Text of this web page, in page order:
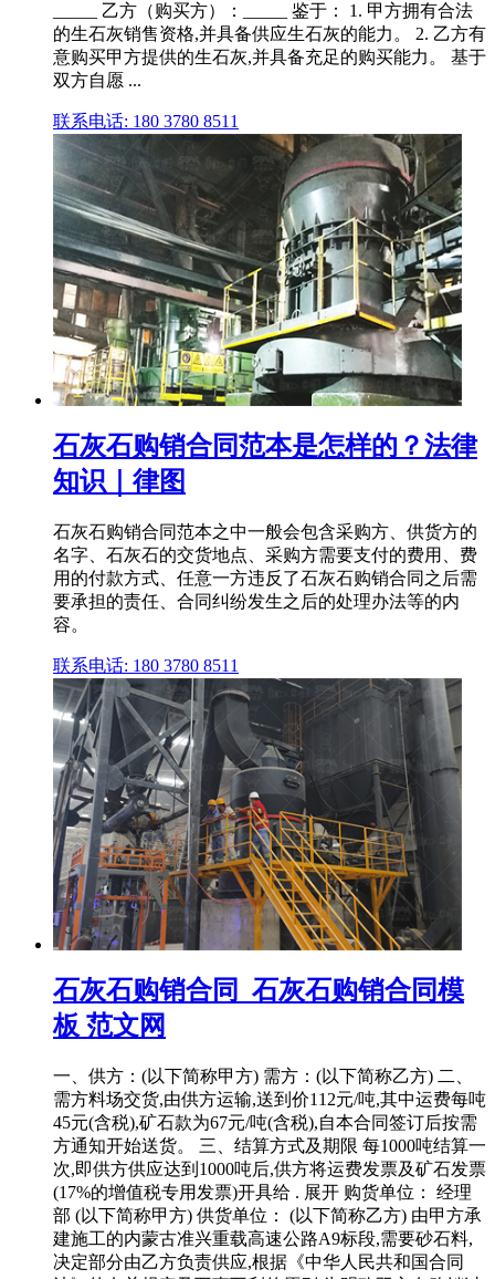
_____ 乙方（购买方）：_____ 鉴于： 1. 甲方拥有合法
的生石灰销售资格,并具备供应生石灰的能力。 2. 乙方有
意购买甲方提供的生石灰,并具备充足的购买能力。 基于
双方自愿 ...
联系电话: 180 3780 8511
石灰石购销合同范本是怎样的？法律
知识｜律图
石灰石购销合同范本之中一般会包含采购方、供货方的
名字、石灰石的交货地点、采购方需要支付的费用、费
用的付款方式、任意一方违反了石灰石购销合同之后需
要承担的责任、合同纠纷发生之后的处理办法等的内
容。
联系电话: 180 3780 8511
石灰石购销合同_石灰石购销合同模
板 范文网
一、供方：(以下简称甲方) 需方：(以下简称乙方) 二、
需方料场交货,由供方运输,送到价112元/吨,其中运费每吨
45元(含税),矿石款为67元/吨(含税),自本合同签订后按需
方通知开始送货。 三、结算方式及期限 每1000吨结算一
次,即供方供应达到1000吨后,供方将运费发票及矿石发票
(17%的增值税专用发票)开具给 . 展开 购货单位： 经理
部 (以下简称甲方) 供货单位： (以下简称乙方) 由甲方承
建施工的内蒙古准兴重载高速公路A9标段,需要砂石料,
决定部分由乙方负责供应,根据《中华人民共和国合同